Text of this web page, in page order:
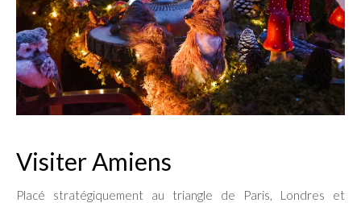
Visiter Amiens
Placé stratégiquement au triangle de Paris, Londres et